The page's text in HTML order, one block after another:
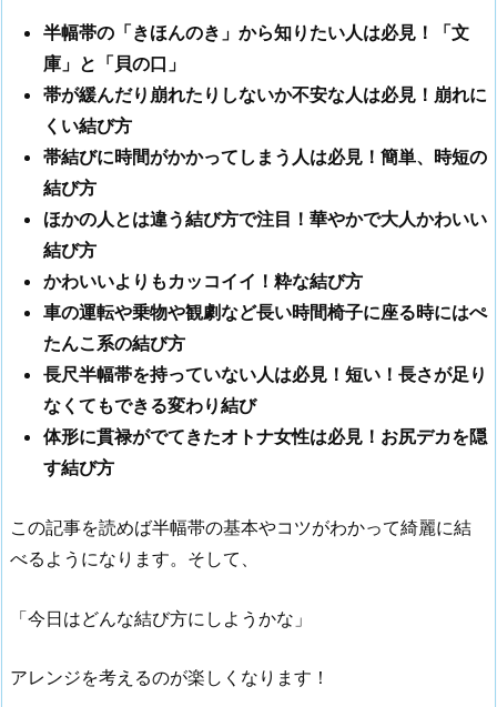
半幅帯の「きほんのき」から知りたい人は必見！「文
庫」と「貝の口」
帯が緩んだり崩れたりしないか不安な人は必見！崩れに
くい結び方
帯結びに時間がかかってしまう人は必見！簡単、時短の
結び方
ほかの人とは違う結び方で注目！華やかで大人かわいい
結び方
かわいいよりもカッコイイ！粋な結び方
車の運転や乗物や観劇など長い時間椅子に座る時にはぺ
たんこ系の結び方
長尺半幅帯を持っていない人は必見！短い！長さが足り
なくてもできる変わり結び
体形に貫禄がでてきたオトナ女性は必見！お尻デカを隠
す結び方
この記事を読めば半幅帯の基本やコツがわかって綺麗に結
べるようになります。そして、
「今日はどんな結び方にしようかな」
アレンジを考えるのが楽しくなります！